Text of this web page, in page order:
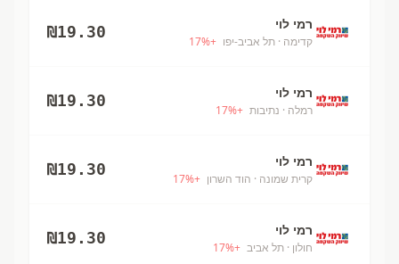
רמי לוי
קדימה · תל אביב-יפו +
17%
₪19.30
רמי לוי
רמלה · נתיבות +
17%
₪19.30
רמי לוי
קרית שמונה · הוד השרון +
17%
₪19.30
רמי לוי
חולון · תל אביב +
17%
₪19.30